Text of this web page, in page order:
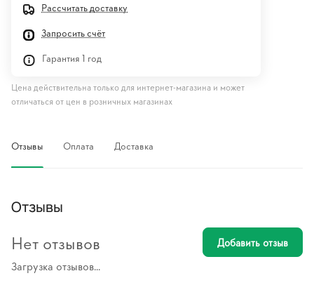
Рассчитать доставку
Запросить счёт
Гарантия 1 год
Цена действительна только для интернет-магазина и может
отличаться от цен в розничных магазинах
Отзывы Оплата Доставка
Отзывы
Загрузка отзывов...
Нет отзывов Добавить отзыв